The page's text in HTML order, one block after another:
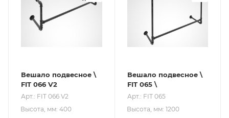
Вешало подвесное \
FIT 066 V2
Арт.: FIT 066 V2
Высота, мм: 400
Вешало подвесное \
FIT 065 \
Арт.: FIT 065
Высота, мм: 1200